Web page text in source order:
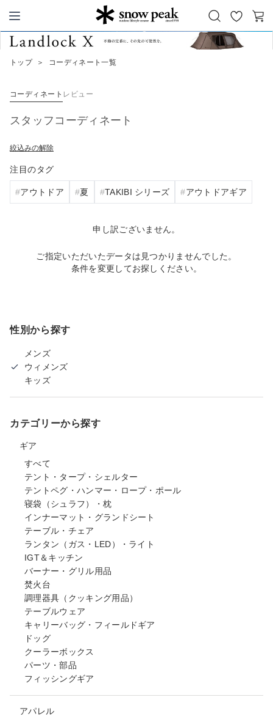
Snow Peak
お
気
カ
トップ ＞ コーディネート一覧
コーディネート レビュー
スタッフコーディネート
絞込みの解除
注目のタグ
アウトドア 夏 TAKIBI シリーズ アウトドアギア
申し訳ございません。
ご指定いただいたデータは見つかりませんでした。
条件を変更してお探しください。
性別から探す
メンズ
ウィメンズ
キッズ
カテゴリーから探す
ギア
すべて
テント・タープ・シェルター
テントペグ・ハンマー・ロープ・ポール
寝袋（シュラフ）・枕
インナーマット・グランドシート
テーブル・チェア
ランタン（ガス・LED）・ライト
IGT＆キッチン
バーナー・グリル用品
焚火台
調理器具（クッキング用品）
テーブルウェア
キャリーバッグ・フィールドギア
ドッグ
クーラーボックス
パーツ・部品
フィッシングギア
アパレル